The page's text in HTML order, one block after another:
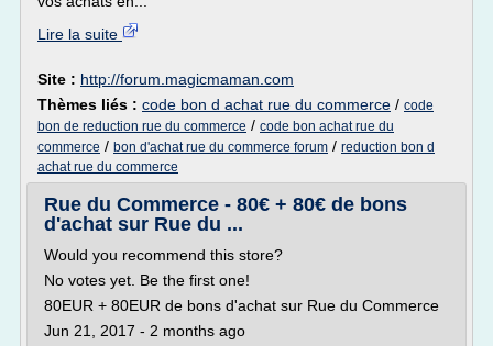
Lire la suite
Site : http://forum.magicmaman.com
Thèmes liés : code bon d achat rue du commerce / code
bon de reduction rue du commerce / code bon achat rue du
commerce / bon d'achat rue du commerce forum / reduction bon d
achat rue du commerce
Rue du Commerce - 80€ + 80€ de bons
d'achat sur Rue du ...
Would you recommend this store?
No votes yet. Be the first one!
80EUR + 80EUR de bons d'achat sur Rue du Commerce
Jun 21, 2017 - 2 months ago